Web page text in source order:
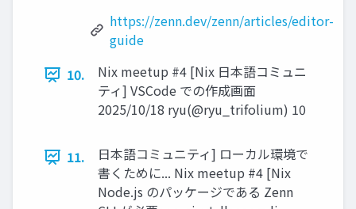
https://zenn.dev/zenn/articles/editor-
guide
10.
Nix meetup #4 [Nix 日本語コミュニ
ティ] VSCode での作成画面
2025/10/18 ryu(@ryu_trifolium) 10
11.
日本語コミュニティ] ローカル環境で
書くために... Nix meetup #4 [Nix
Node.js のパッケージである Zenn